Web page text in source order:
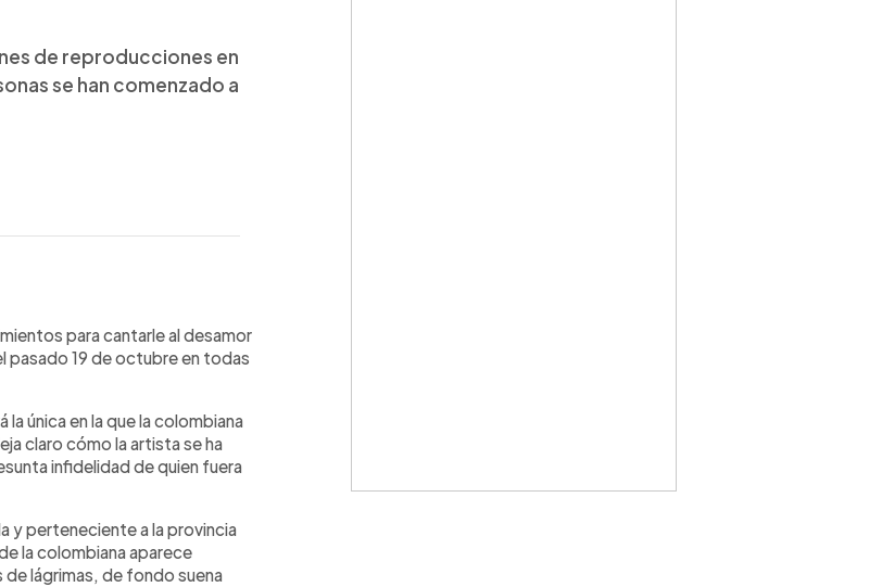
de reproducciones en
se han comenzado a
para cantarle al desamor
pasado 19 de octubre en todas
única en la que la colombiana
claro cómo la artista se ha
infidelidad de quien fuera
y perteneciente a la provincia
la colombiana aparece
lágrimas, de fondo suena